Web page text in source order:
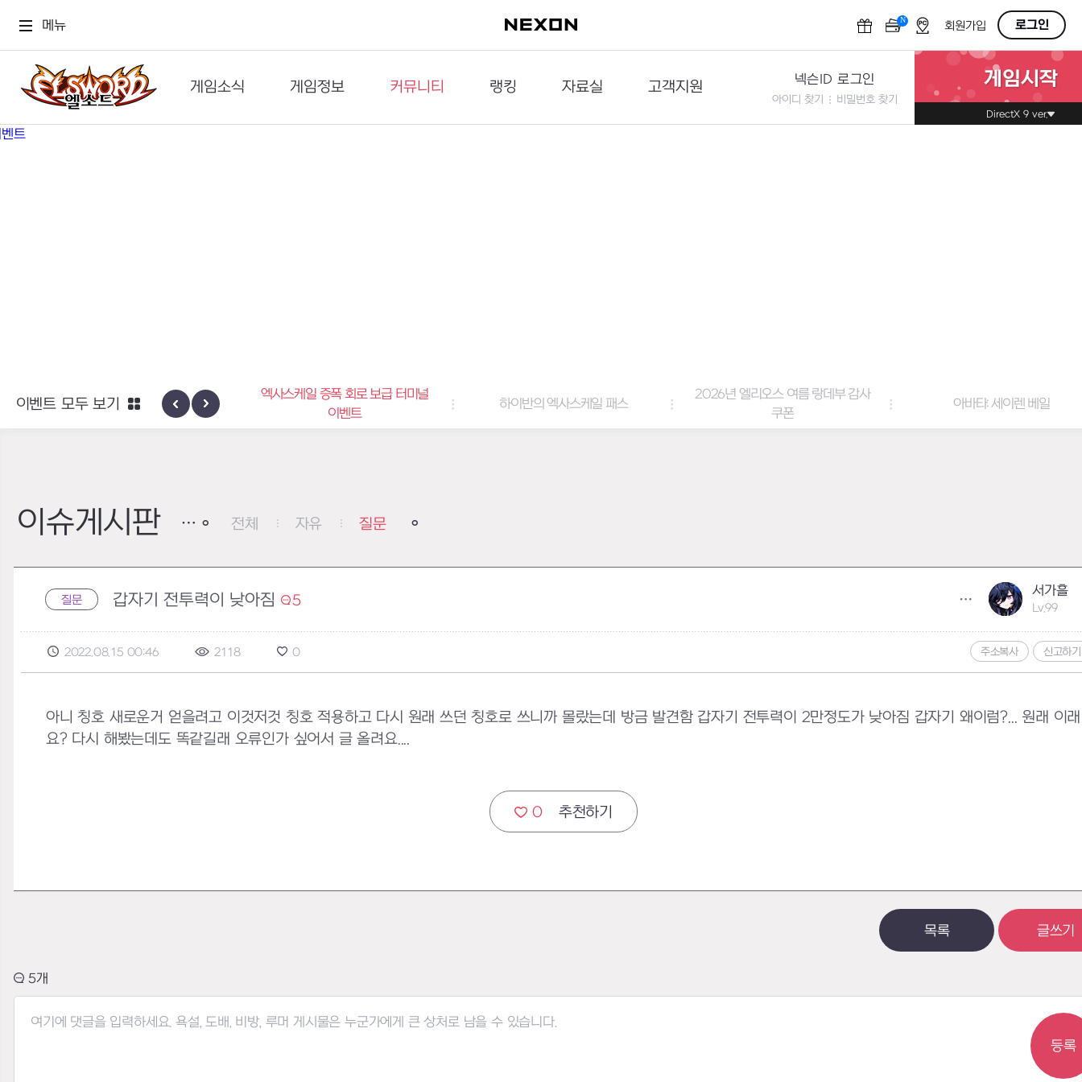
메뉴 N OFF회원가입 로그인
게임소식
공지사항
게임정보
세계관
커뮤니티
이슈게시판
랭킹
던전랭킹
자료실
다운로드
고객지원
문의하기
넥슨ID 로그인
아이디 찾기 비밀번호 찾기
게임시작
DirectX 9 ver.
신규 지역 네블론
엑사스케일 증폭 회로 보급 터미널
이벤트
하이반의 엑사스케일 패스
2026년 엘리오스 여름 랑데부 감사
쿠폰
아바타: 세이렌 베일
이벤트 모두 보기
이슈게시판 전체 자유 질문
질문 갑자기 전투력이 낮아짐 5
서가흘
Lv.99
2022.08.15 00:46 2118 0 주소복사 신고하기
아니 칭호 새로운거 얻을려고 이것저것 칭호 적용하고 다시 원래 쓰던 칭호로 쓰니까 몰랐는데 방금 발견함 갑자기 전투력이 2만정도가 낮아짐 갑자기 왜이럼?... 원래 이래
요? 다시 해봤는데도 똑같길래 오류인가 싶어서 글 올려요....
0 추천하기
목록 글쓰기
5
등록